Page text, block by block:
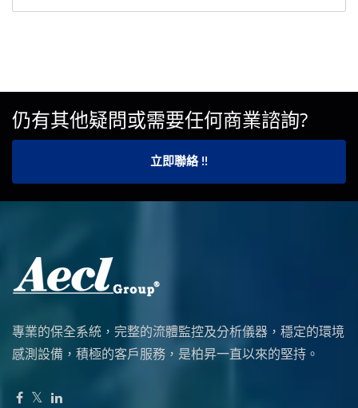
仍有其他疑問或需要任何商業諮詢?
立即聯絡 !!
專業的保全系統，完整的流體監控及分析儀器，穩定的環境
感測設備，積極的客戶服務，是柏昇一直以來的堅持。